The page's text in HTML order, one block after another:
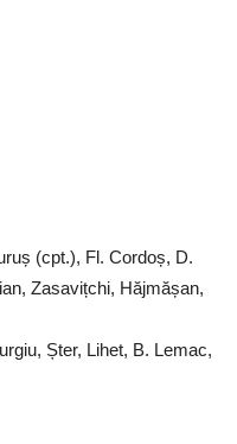
(cpt.), Fl. Cordoș, D.
Zasavițchi, Hăjmășan,
Șter, Lihet, B. Lemac,